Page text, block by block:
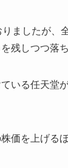
ましたが、
残しつつ落
いる任天堂
価を上げる